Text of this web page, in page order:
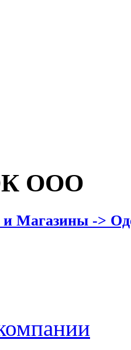
ООО
Магазины ->